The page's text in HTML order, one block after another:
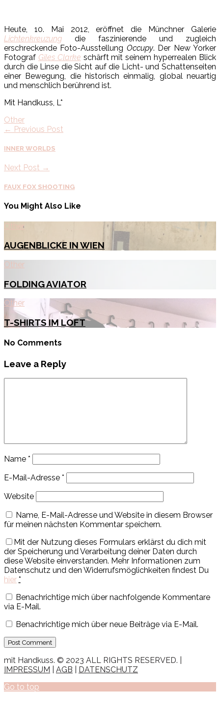
Heute, 10. Mai 2012, eröffnet die Münchner Galerie
Lichtenkreuzung die faszinierende und zugleich
erschreckende Foto-Ausstellung Occupy. Der New Yorker
Fotograf Giles Clarke schärft mit seinem hyperrealen Blick
durch die Linse die Sicht auf die Licht- und Schattenseiten
einer Bewegung, die historisch einmalig, global neuartig
und menschlich berührend ist.
Mit Handkuss, L*
Other
← Previous Post
INNER WORLDS
Next Post →
FAUX FOX SHOOTING
You Might Also Like
Other
AUGENBLICKE IN WIEN
Other
FOLDING AVIATOR
Other
T-SHIRTS IM LOFT
No Comments
Leave a Reply
Name *
E-Mail-Adresse *
Website
Name, E-Mail-Adresse und Website in diesem Browser
für meinen nächsten Kommentar speichern.
Mit der Nutzung dieses Formulars erklärst du dich mit
der Speicherung und Verarbeitung deiner Daten durch
diese Website einverstanden. Mehr Informationen zum
Datenschutz und den Widerrufsmöglichkeiten findest Du
hier *
Benachrichtige mich über nachfolgende Kommentare
via E-Mail.
Benachrichtige mich über neue Beiträge via E-Mail.
mit Handkuss. © 2023 ALL RIGHTS RESERVED. |
IMPRESSUM
AGB
DATENSCHUTZ
Go to top